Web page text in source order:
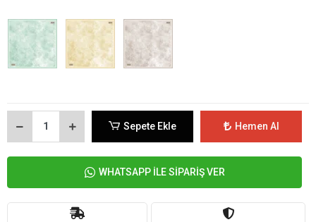
Sepete Ekle Hemen Al
WHATSAPP İLE SİPARİŞ VER